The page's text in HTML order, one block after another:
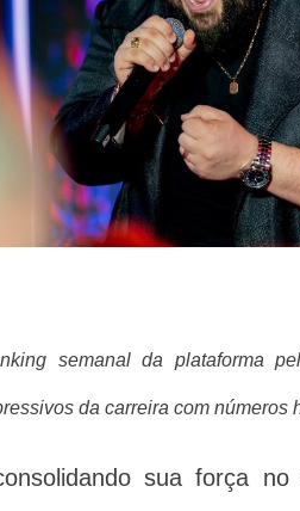
semanal da plataforma
da carreira com números
sua força